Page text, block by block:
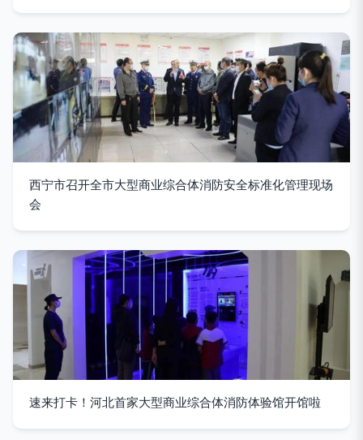
西宁市召开全市大型商业综合体消防安全标准化管理现场
会
速来打卡！河北首家大型商业综合体消防体验馆开馆啦